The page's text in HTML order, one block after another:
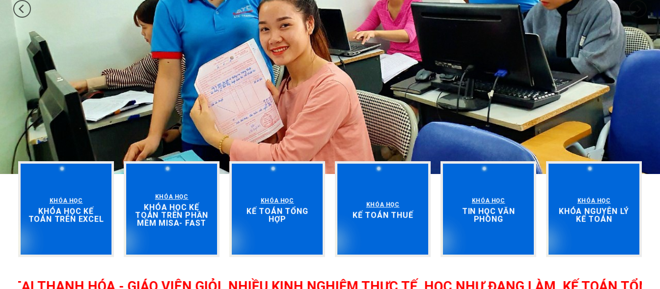
KHÓA HỌC
KHÓA HỌC KẾ
TOÁN TRÊN EXCEL
KHÓA HỌC
KHÓA HỌC KẾ
TOÁN TRÊN PHẦN
MỀM MISA- FAST
KHÓA HỌC
KẾ TOÁN TỔNG
HỢP
KHÓA HỌC
KẾ TOÁN THUẾ
KHÓA HỌC
TIN HỌC VĂN
PHÒNG
KHÓA HỌC
KHÓA NGUYÊN LÝ
KẾ TOÁN